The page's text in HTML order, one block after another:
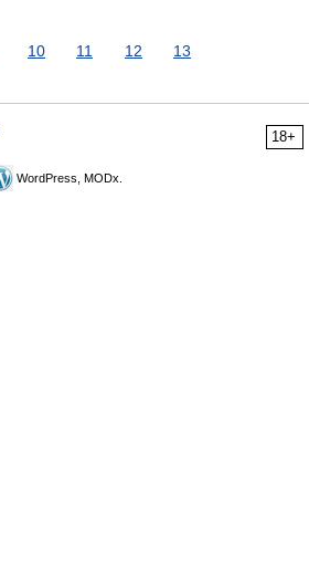
10 11 12 13
18+
WordPress, MODx.